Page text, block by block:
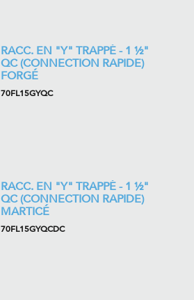
RACC. EN "Y" TRAPPÉ - 1 ½"
QC (CONNECTION RAPIDE)
FORGÉ
70FL15GYQC
RACC. EN "Y" TRAPPÉ - 1 ½"
QC (CONNECTION RAPIDE)
MARTICÉ
70FL15GYQCDC